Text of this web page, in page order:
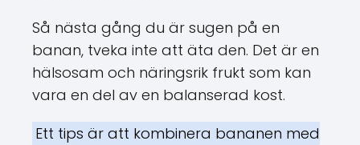
Så nästa gång du är sugen på en
banan, tveka inte att äta den. Det är en
hälsosam och näringsrik frukt som kan
vara en del av en balanserad kost.
Ett tips är att kombinera bananen med